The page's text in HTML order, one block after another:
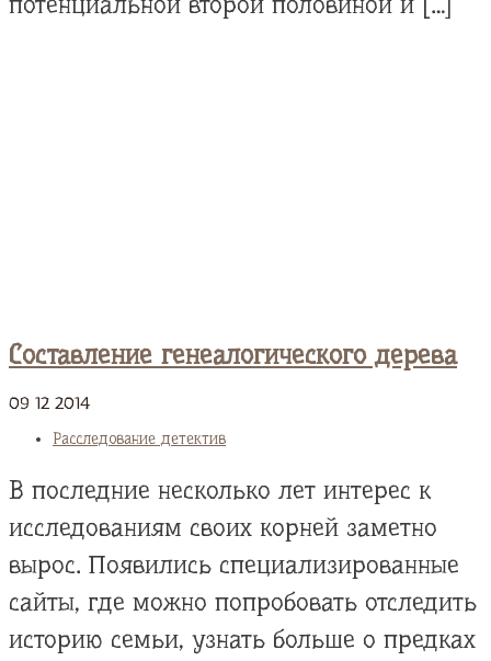
Cоставление генеалогического дерева
09 12 2014
Расследование детектив
В последние несколько лет интерес к
исследованиям своих корней заметно
вырос. Появились специализированные
сайты, где можно попробовать отследить
историю семьи, узнать больше о предках